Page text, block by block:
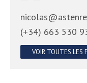
(+34) 663 530
VOIR TOUTES LES